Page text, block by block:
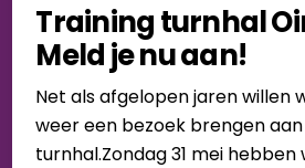
Training turnhal
Meld je nu aan!
Net als afgelopen jaren willen
weer een bezoek brengen
turnhal.Zondag 31 mei hebben